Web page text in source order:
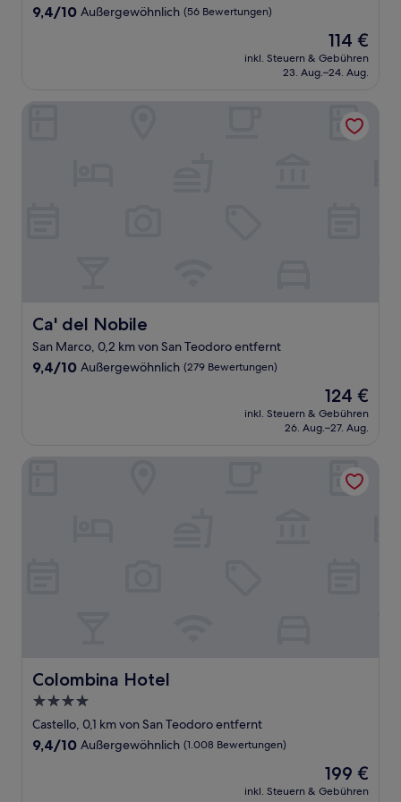
9.4
9,4/10 Außergewöhnlich (56 Bewertungen)
Der
Preis
beträgt
114 €
inkl. Steuern & Gebühren
23. Aug.–24. Aug.
Ca' del Nobile
Ca' del Nobile
San Marco, 0,2 km von San Teodoro entfernt
9.4
9,4/10 Außergewöhnlich (279 Bewertungen)
Der
Preis
beträgt
124 €
inkl. Steuern & Gebühren
26. Aug.–27. Aug.
Colombina Hotel
Colombina Hotel
4.0-
Sterne-
Unterkunft
Castello, 0,1 km von San Teodoro entfernt
9.4
9,4/10 Außergewöhnlich (1.008 Bewertungen)
Der
Preis
199 €
inkl. Steuern & Gebühren